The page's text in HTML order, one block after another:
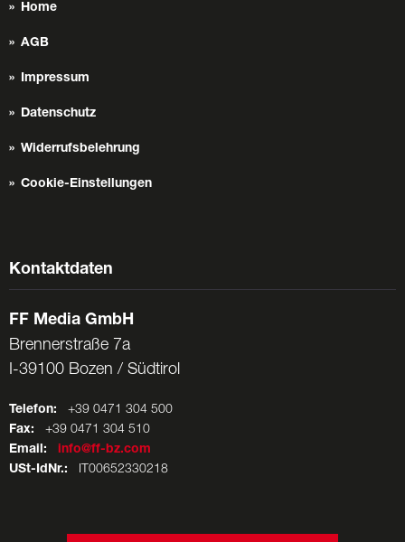
Home
AGB
Impressum
Datenschutz
Widerrufsbelehrung
Cookie-Einstellungen
Kontaktdaten
FF Media GmbH
Brennerstraße 7a
I-39100 Bozen / Südtirol
Telefon: +39 0471 304 500
Fax: +39 0471 304 510
Email:
info@ff-bz.com
USt-IdNr.: IT00652330218